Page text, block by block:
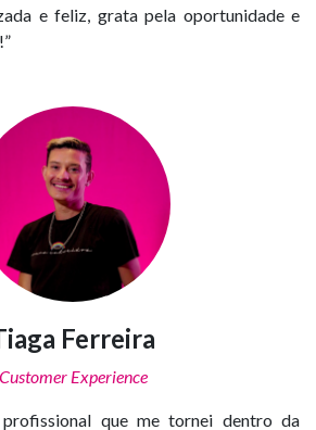
e feliz, grata pela oportunidade e
Ferreira
Customer Experience
que me tornei dentro da